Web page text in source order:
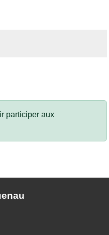
participer aux